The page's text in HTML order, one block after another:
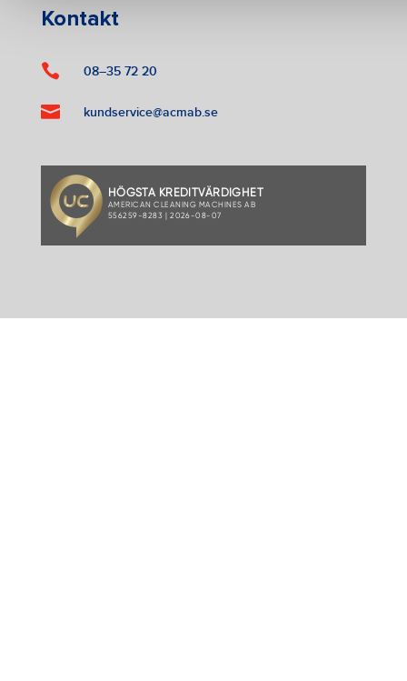
Kontakt
 08–35 72 20
 kundservice@acmab.se